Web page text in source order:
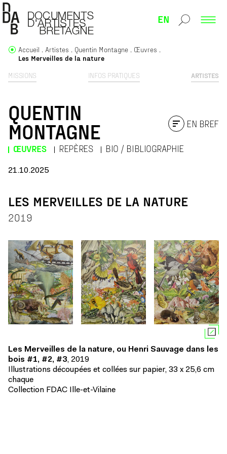
EN
MISSIONS INFOS PRATIQUES ARTISTES
Accueil Artistes Quentin Montagne
Œuvres
Les Merveilles de la nature
QUENTIN
MONTAGNE
ŒUVRES REPÈRES BIO / BIBLIOGRAPHIE
EN BREF
21.10.2025
LES MERVEILLES DE LA NATURE
2019
Les Merveilles de la nature, ou Henri Sauvage dans les
bois #1, #2, #3, 2019
Illustrations découpées et collées sur papier, 33 x 25,6 cm
chaque
Collection FDAC Ille-et-Vilaine